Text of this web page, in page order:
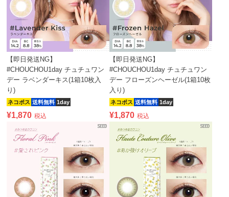
【即日発送NG】
#CHOUCHOU1day チュチュワン
デー ラベンダーキス(1箱10枚入
り)
ネコポス 送料無料 1day
¥1,870 税込
【即日発送NG】
#CHOUCHOU1day チュチュワン
デー フローズンヘーゼル(1箱10枚
入り)
ネコポス 送料無料 1day
¥1,870 税込